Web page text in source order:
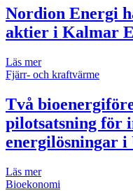
Nordion Energi
aktier i Kalmar
Läs mer
Fjärr- och kraftvärme
Två
pilotsatsning för
energilösningar i
Läs mer
Bioekonomi